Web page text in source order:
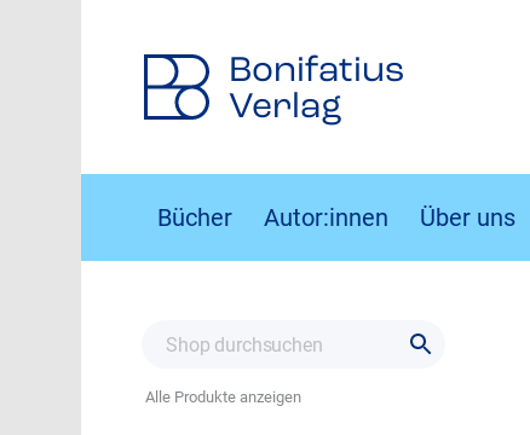
Bonifatius
Verlag
Bücher Autor:innen Über uns
Alle Produkte anzeigen